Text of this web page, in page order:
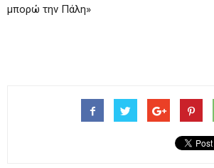
μπορώ την Πάλη»